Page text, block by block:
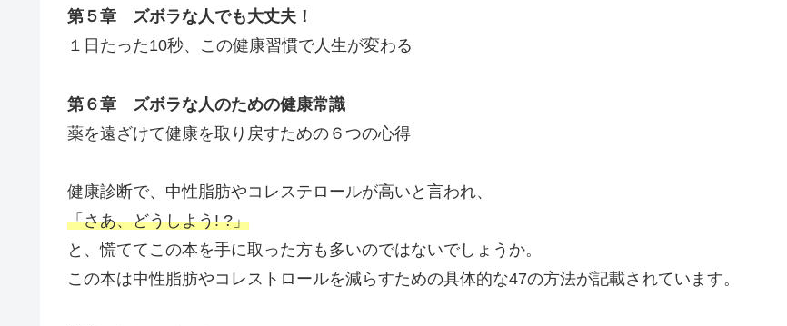
第５章 ズボラな人でも大丈夫！
１日たった10秒、この健康習慣で人生が変わる
第６章 ズボラな人のための健康常識
薬を遠ざけて健康を取り戻すための６つの心得
健康診断で、中性脂肪やコレステロールが高いと言われ、
「さあ、どうしよう! ?」
と、慌ててこの本を手に取った方も多いのではないでしょうか。
この本は中性脂肪やコレストロールを減らすための具体的な47の方法が記載されています。